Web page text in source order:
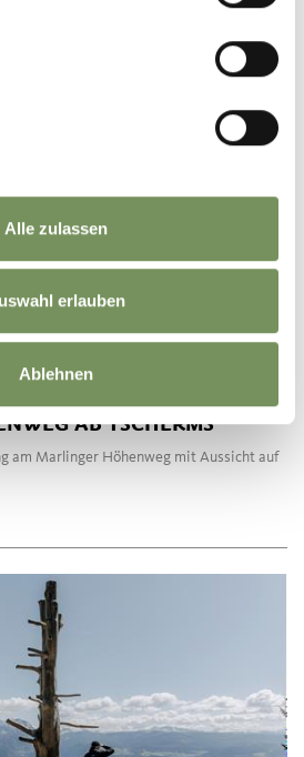
Alle zulassen
erlauben
Ablehnen
AB TSCHERMS
am Marlinger Höhenweg mit Aussicht auf